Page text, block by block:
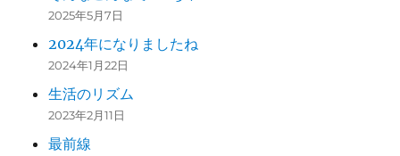
2025年5月7日
2024年になりましたね
2024年1月22日
生活のリズム
2023年2月11日
最前線